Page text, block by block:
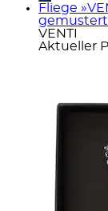
Fliege
VENTI
Aktueller